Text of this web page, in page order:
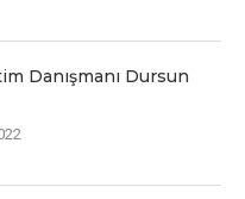
Danışmanı Dursun